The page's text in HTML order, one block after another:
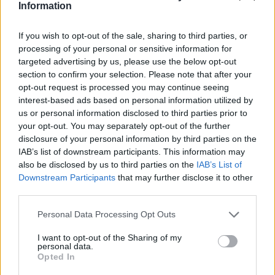
Information
If you wish to opt-out of the sale, sharing to third parties, or
processing of your personal or sensitive information for
targeted advertising by us, please use the below opt-out
section to confirm your selection. Please note that after your
opt-out request is processed you may continue seeing
interest-based ads based on personal information utilized by
us or personal information disclosed to third parties prior to
your opt-out. You may separately opt-out of the further
disclosure of your personal information by third parties on the
IAB’s list of downstream participants. This information may
also be disclosed by us to third parties on the IAB’s List of
Downstream Participants that may further disclose it to other
Please note that this website/app uses one or more Google
not limited to your visit or usage behaviour. You may click to
grant or deny consent to Google and its third-party tags to
use your data for below specified purposes in below Google
Personal Data Processing Opt Outs
I want to opt-out of the Sharing of my
personal data.
Opted In
In definitiva, questa iniziativa cerca di mettere
insieme istituzioni, parchi, comunità montane, enti
di promozione turistica e operatori per costruire
percorsi condivisi. La montagna viene proposta
come un patrimonio da proteggere e al tempo
stesso come unmotore di sviluppo se governata
con strategie sostenibili e partecipate.
L’appuntamento al Brixia Forum vuole essere il
punto di partenza per tradurre queste idee in
pratiche concrete a beneficio dei territori e delle
persone che li abitano.